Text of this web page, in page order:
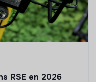
RSE en 2026